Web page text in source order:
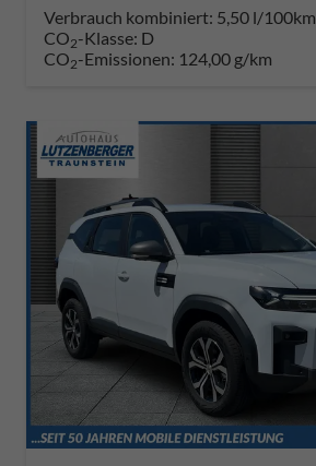
Verbrauch kombiniert: 5,50 l/100km
CO2-Klasse: D
CO2-Emissionen: 124,00 g/km